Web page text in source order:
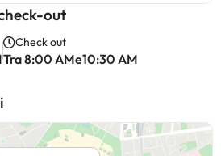
out
Check out
Tra 8:00 AMe10:30 AM